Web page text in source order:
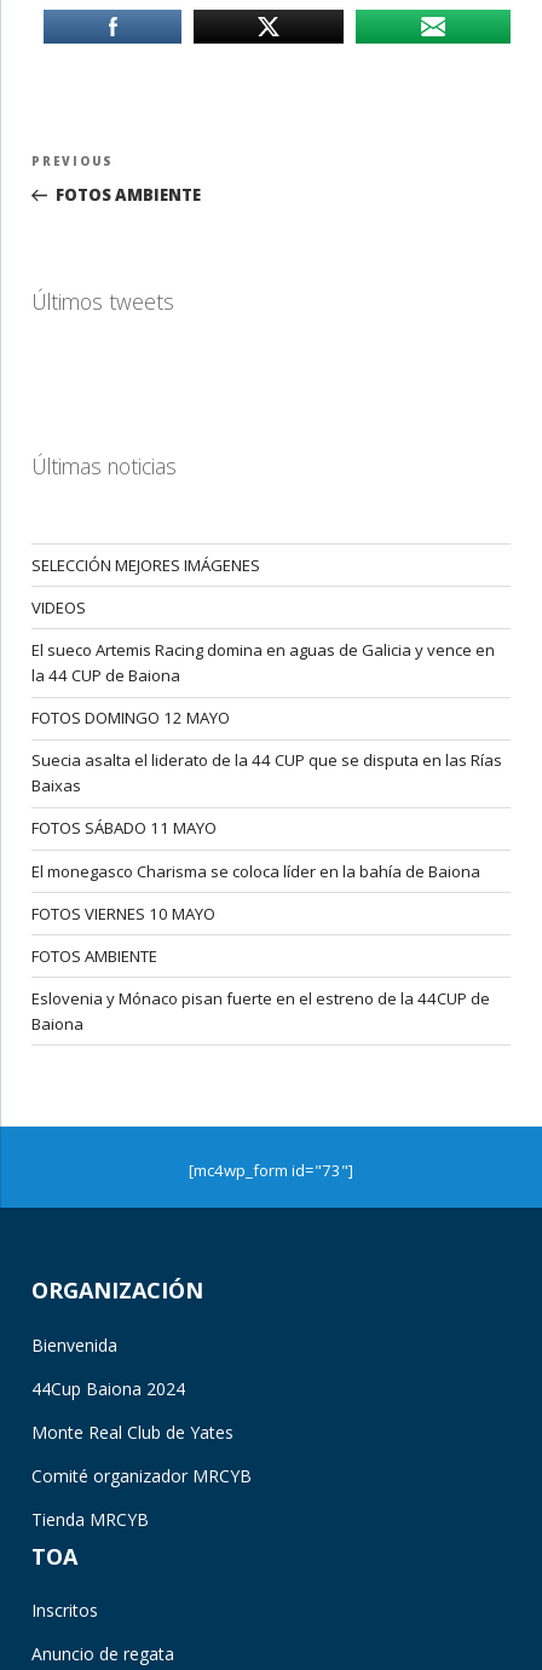
Navegación
entradas
Previous
Post
PREVIOUS
FOTOS AMBIENTE
Últimos tweets
Últimas noticias
SELECCIÓN MEJORES IMÁGENES
VIDEOS
El sueco Artemis Racing domina en aguas de Galicia y vence en
la 44 CUP de Baiona
FOTOS DOMINGO 12 MAYO
Suecia asalta el liderato de la 44 CUP que se disputa en las Rías
Baixas
FOTOS SÁBADO 11 MAYO
El monegasco Charisma se coloca líder en la bahía de Baiona
FOTOS VIERNES 10 MAYO
FOTOS AMBIENTE
Eslovenia y Mónaco pisan fuerte en el estreno de la 44CUP de
Baiona
[mc4wp_form id="73"]
ORGANIZACIÓN
Bienvenida
44Cup Baiona 2024
Monte Real Club de Yates
Comité organizador MRCYB
Tienda MRCYB
TOA
Inscritos
Anuncio de regata